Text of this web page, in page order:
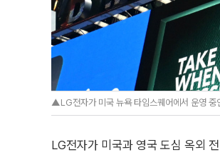
▲LG전자가 미국 뉴욕 타임스퀘어에서 운영 중
LG전자가 미국과 영국 도심 옥외